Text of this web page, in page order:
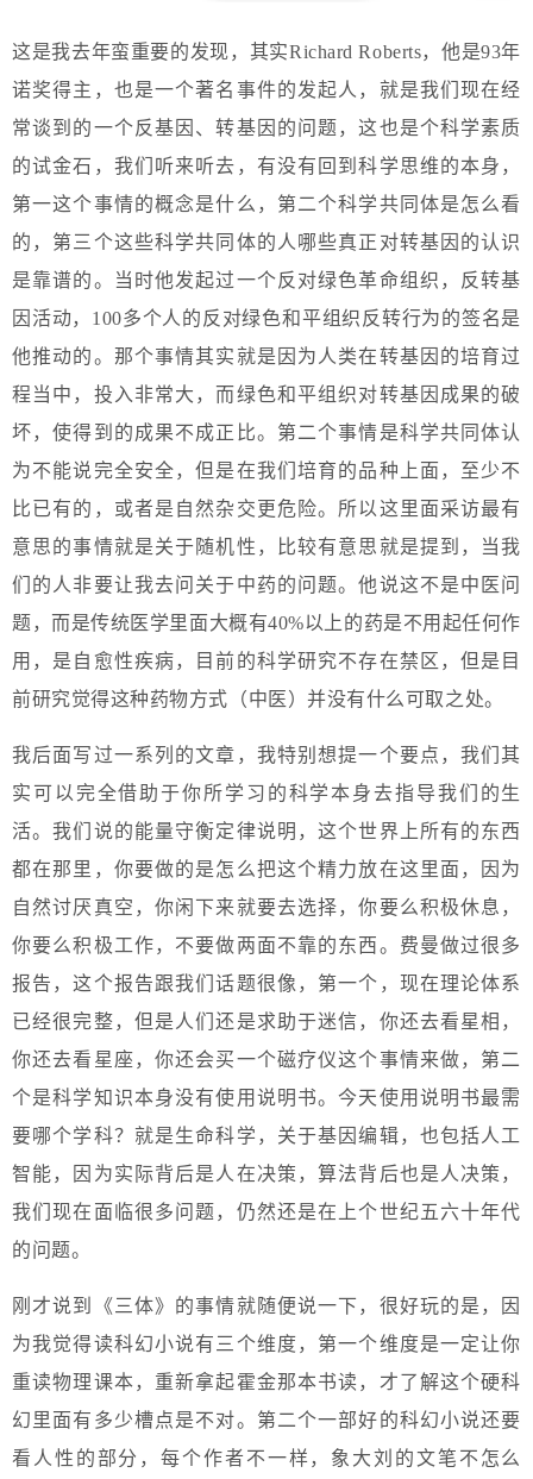
这是我去年蛮重要的发现，其实Richard Roberts，他是93年
诺奖得主，也是一个著名事件的发起人，就是我们现在经
常谈到的一个反基因、转基因的问题，这也是个科学素质
的试金石，我们听来听去，有没有回到科学思维的本身，
第一这个事情的概念是什么，第二个科学共同体是怎么看
的，第三个这些科学共同体的人哪些真正对转基因的认识
是靠谱的。当时他发起过一个反对绿色革命组织，反转基
因活动，100多个人的反对绿色和平组织反转行为的签名是
他推动的。那个事情其实就是因为人类在转基因的培育过
程当中，投入非常大，而绿色和平组织对转基因成果的破
坏，使得到的成果不成正比。第二个事情是科学共同体认
为不能说完全安全，但是在我们培育的品种上面，至少不
比已有的，或者是自然杂交更危险。所以这里面采访最有
意思的事情就是关于随机性，比较有意思就是提到，当我
们的人非要让我去问关于中药的问题。他说这不是中医问
题，而是传统医学里面大概有40%以上的药是不用起任何作
用，是自愈性疾病，目前的科学研究不存在禁区，但是目
前研究觉得这种药物方式（中医）并没有什么可取之处。
我后面写过一系列的文章，我特别想提一个要点，我们其
实可以完全借助于你所学习的科学本身去指导我们的生
活。我们说的能量守衡定律说明，这个世界上所有的东西
都在那里，你要做的是怎么把这个精力放在这里面，因为
自然讨厌真空，你闲下来就要去选择，你要么积极休息，
你要么积极工作，不要做两面不靠的东西。费曼做过很多
报告，这个报告跟我们话题很像，第一个，现在理论体系
已经很完整，但是人们还是求助于迷信，你还去看星相，
你还去看星座，你还会买一个磁疗仪这个事情来做，第二
个是科学知识本身没有使用说明书。今天使用说明书最需
要哪个学科？就是生命科学，关于基因编辑，也包括人工
智能，因为实际背后是人在决策，算法背后也是人决策，
我们现在面临很多问题，仍然还是在上个世纪五六十年代
的问题。
刚才说到《三体》的事情就随便说一下，很好玩的是，因
为我觉得读科幻小说有三个维度，第一个维度是一定让你
重读物理课本，重新拿起霍金那本书读，才了解这个硬科
幻里面有多少槽点是不对。第二个一部好的科幻小说还要
看人性的部分，每个作者不一样，象大刘的文笔不怎么